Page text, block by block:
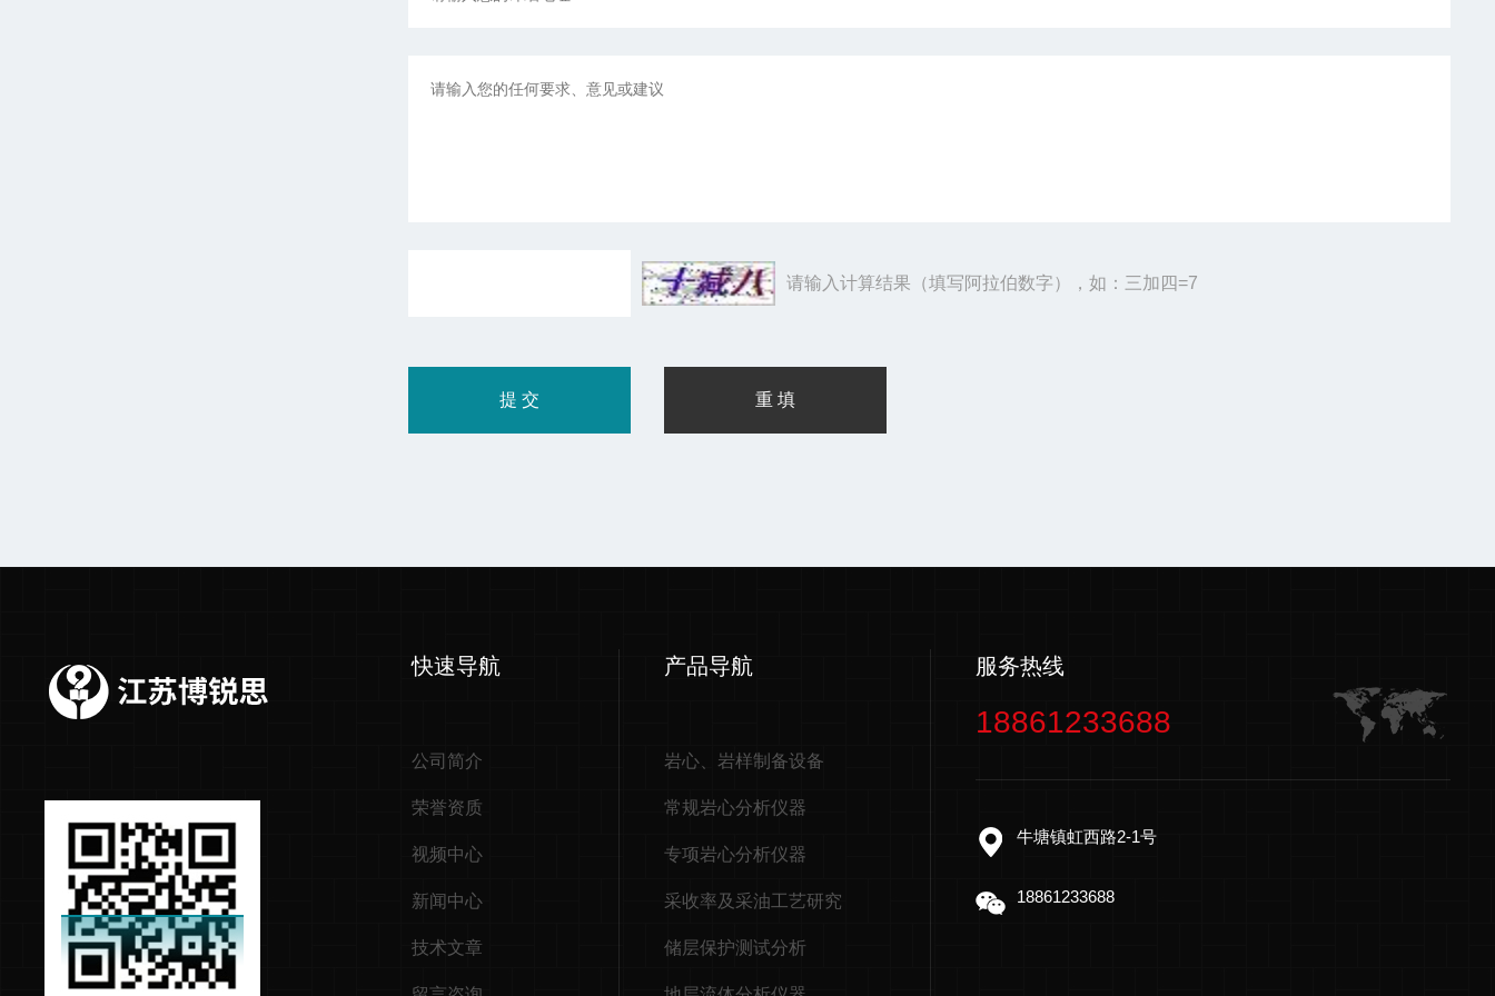
请输入计算结果（填写阿拉伯数字），如：三加四=7
快速导航
公司简介
荣誉资质
视频中心
新闻中心
技术文章
产品导航
岩心、岩样制备设备
常规岩心分析仪器
专项岩心分析仪器
采收率及采油工艺研究
储层保护测试分析
服务热线
18861233688
牛塘镇虹西路2-1号
18861233688